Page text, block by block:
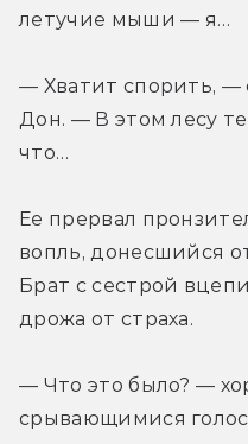
летучие мыши — я…
— Хватит спорить, —
Дон. — В этом лесу
что…
Ее прервал
вопль, донесшийся
Брат с сестрой
дрожа от страха.
— Что это было? —
срывающимися